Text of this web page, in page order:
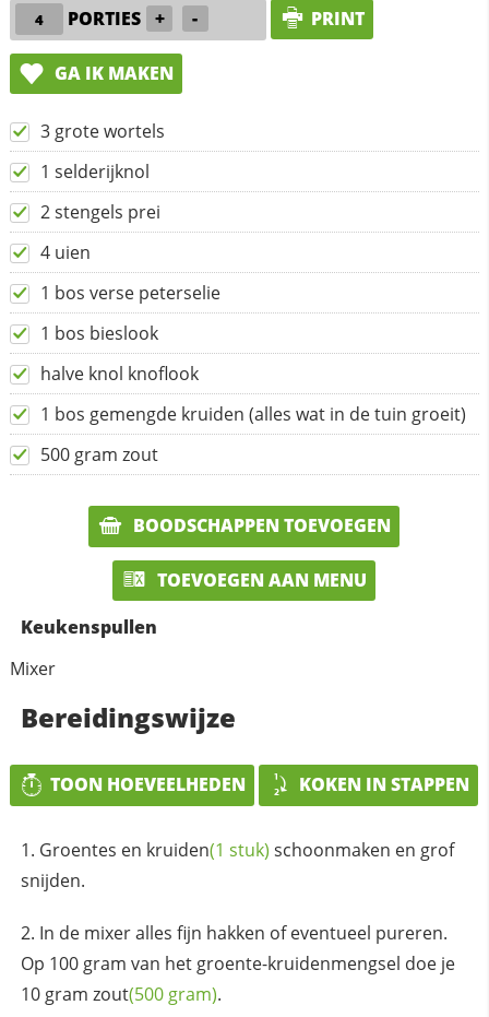
PORTIES + - PRINT
GA IK MAKEN
3 grote wortels
1 selderijknol
2 stengels prei
4 uien
1 bos verse peterselie
1 bos bieslook
halve knol knoflook
1 bos gemengde kruiden (alles wat in de tuin groeit)
500 gram zout
BOODSCHAPPEN TOEVOEGEN
TOEVOEGEN AAN MENU
Keukenspullen
Mixer
Bereidingswijze
TOON HOEVEELHEDEN KOKEN IN STAPPEN
Groentes en kruiden(1 stuk) schoonmaken en grof
snijden.
In de mixer alles fijn hakken of eventueel pureren.
Op 100 gram van het groente-kruidenmengsel doe je
10 gram zout(500 gram).